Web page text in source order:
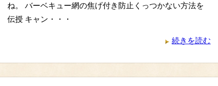
ね。 バーベキュー網の焦げ付き防止くっつかない方法を
伝授 キャン・・・
続きを読む